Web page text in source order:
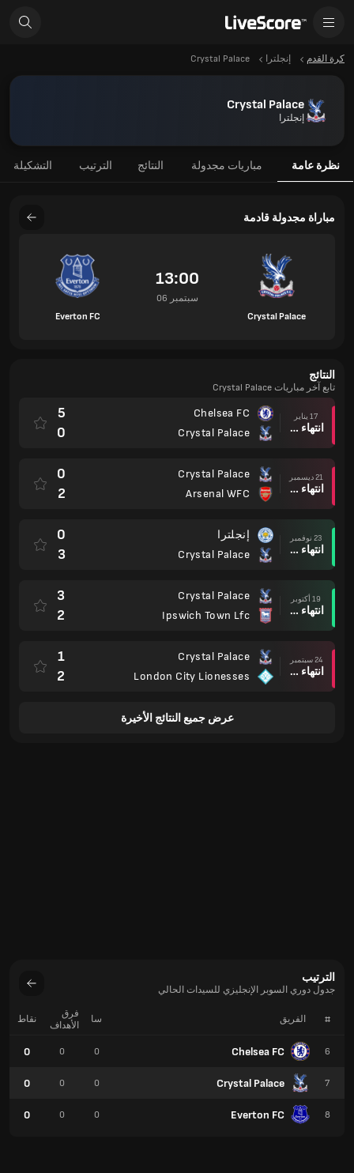
كرة القدم إنجلترا Crystal Palace
Crystal Palace
إنجلترا
نظرة عامة مباريات مجدولة النتائج الترتيب التشكيلة
مباراة مجدولة قادمة
Crystal Palace
13:00
06 سبتمبر
Everton FC
النتائج
تابع آخر مباريات Crystal Palace
17 يناير
انتهاء وقت المباراة
Chelsea FC
Crystal Palace
5
0
21 ديسمبر
انتهاء وقت المباراة
Crystal Palace
Arsenal WFC
0
2
23 نوفمبر
انتهاء وقت المباراة
إنجلترا
Crystal Palace
0
3
19 أكتوبر
انتهاء وقت المباراة
Crystal Palace
Ipswich Town Lfc
3
2
24 سبتمبر
انتهاء وقت المباراة
Crystal Palace
London City Lionesses
1
2
عرض جميع النتائج الأخيرة
الترتيب
جدول دوري السوبر الإنجليزي للسيدات الحالي
# الفريق
6
Chelsea FC
7
Crystal Palace
8
Everton FC
سا
فرق
الأهداف
نقاط
0
0
0
0
0
0
0
0
0